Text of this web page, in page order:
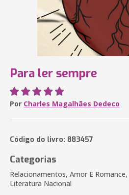
Para ler sempre
Por Charles Magalhães Dedeco
Código do livro: 883457
Categorias
Relacionamentos, Amor E
Literatura Nacional